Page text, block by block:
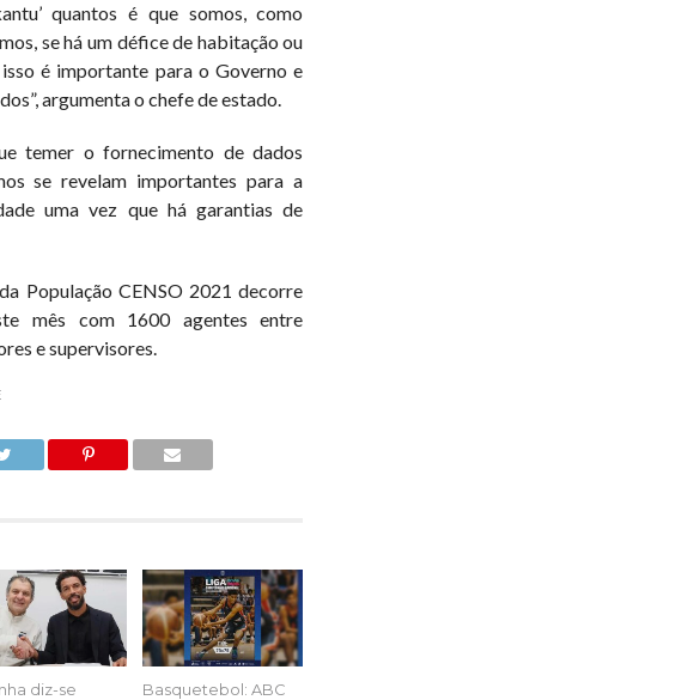
quantos é que somos, como
se há um défice de habitação ou
é importante para o Governo e
argumenta o chefe de estado.
temer o fornecimento de dados
se revelam importantes para a
uma vez que há garantias de
População CENSO 2021 decorre
mês com 1600 agentes entre
e supervisores.
diz-se
Basquetebol: ABC